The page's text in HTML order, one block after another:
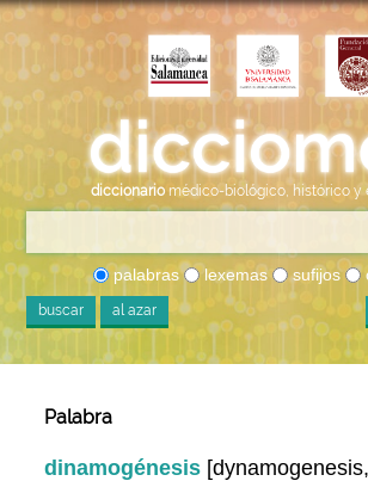
diccionario médico-biológico, histórico y
palabras lexemas sufijos
buscar al azar
Palabra
dinamogénesis [dynamogenesis,